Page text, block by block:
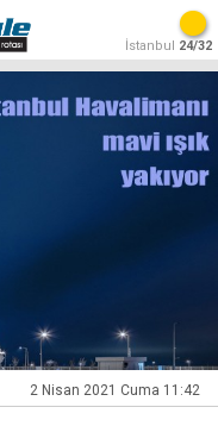
İstanbul 24/32
2 Nisan 2021 Cuma 11:42